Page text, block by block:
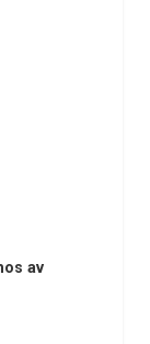
av